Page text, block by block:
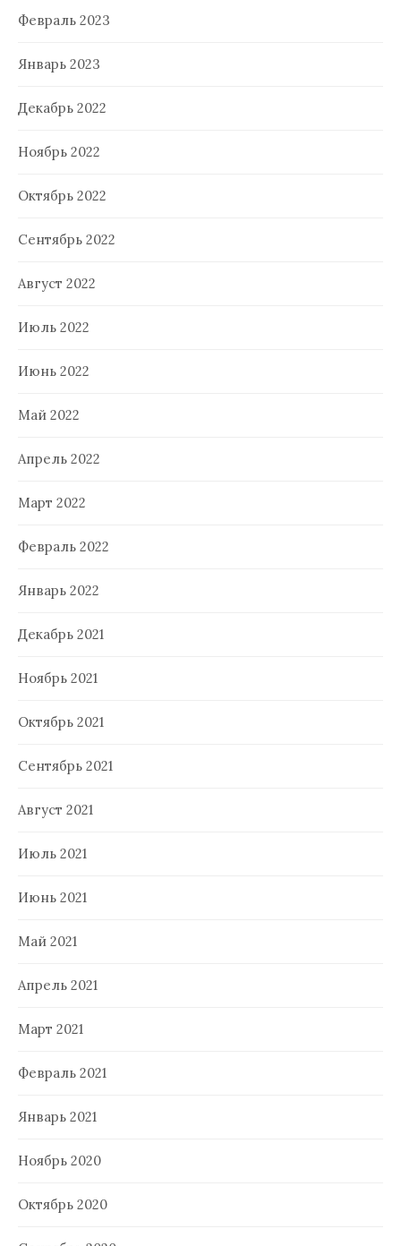
Февраль 2023
Январь 2023
Декабрь 2022
Ноябрь 2022
Октябрь 2022
Сентябрь 2022
Август 2022
Июль 2022
Июнь 2022
Май 2022
Апрель 2022
Март 2022
Февраль 2022
Январь 2022
Декабрь 2021
Ноябрь 2021
Октябрь 2021
Сентябрь 2021
Август 2021
Июль 2021
Июнь 2021
Май 2021
Апрель 2021
Март 2021
Февраль 2021
Январь 2021
Ноябрь 2020
Октябрь 2020